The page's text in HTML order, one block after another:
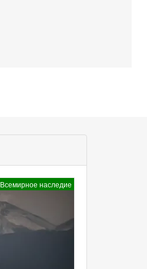
Всемирное наследие